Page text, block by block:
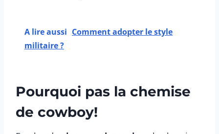
A lire aussi Comment adopter le style
militaire ?
Pourquoi pas la chemise
de cowboy!